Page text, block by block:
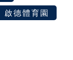
啟德體育園